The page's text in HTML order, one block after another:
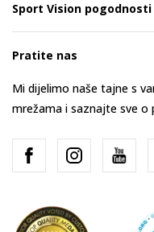
Sport Vision pogodnosti
Pratite nas
Mi dijelimo naše tajne s
mrežama i saznajte sve